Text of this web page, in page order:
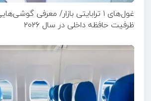
غول‌های ۱ ترابایتی بازار/ معرفی
ظرفیت حافظه داخلی در سال ۲۰۲۶